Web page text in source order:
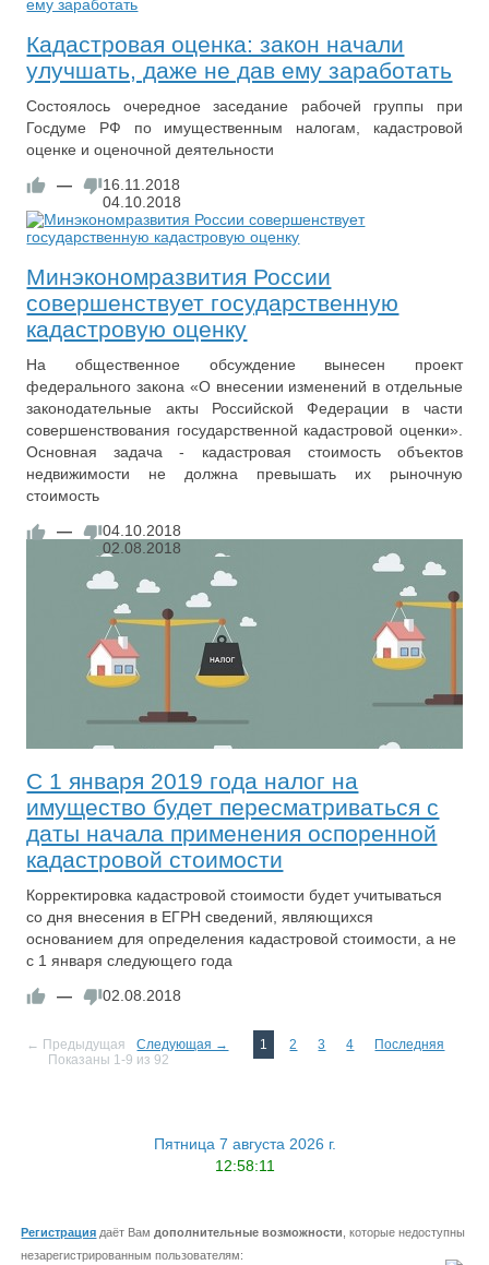
Кадастровая оценка: закон начали
улучшать, даже не дав ему заработать
Состоялось очередное заседание рабочей группы при
Госдуме РФ по имущественным налогам, кадастровой
оценке и оценочной деятельности
—
16.11.2018
04.10.2018
Минэкономразвития России
совершенствует государственную
кадастровую оценку
На общественное обсуждение вынесен проект
федерального закона «О внесении изменений в отдельные
законодательные акты Российской Федерации в части
совершенствования государственной кадастровой оценки».
Основная задача - кадастровая стоимость объектов
недвижимости не должна превышать их рыночную
стоимость
—
04.10.2018
02.08.2018
С 1 января 2019 года налог на
имущество будет пересматриваться с
даты начала применения оспоренной
кадастровой стоимости
Корректировка кадастровой стоимости будет учитываться
со дня внесения в ЕГРН сведений, являющихся
основанием для определения кадастровой стоимости, а не
с 1 января следующего года
—
02.08.2018
← Предыдущая Следующая → 1 2 3 4
Последняя
Показаны 1-9 из 92
Пятница 7 августа 2026 г.
12:58:11
Регистрация даёт Вам дополнительные возможности , которые недоступны
незарегистрированным пользователям: